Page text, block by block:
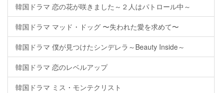
韓国ドラマ 恋の花が咲きました～２人はパトロール中～
韓国ドラマ マッド・ドッグ 〜失われた愛を求めて〜
韓国ドラマ 僕が見つけたシンデレラ～Beauty Inside～
韓国ドラマ 恋のレベルアップ
韓国ドラマ ミス・モンテクリスト